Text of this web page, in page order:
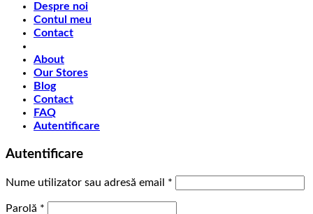
Despre noi
Contul meu
Contact
About
Our Stores
Blog
Contact
FAQ
Autentificare
Autentificare
Nume utilizator sau adresă email *
Parolă *